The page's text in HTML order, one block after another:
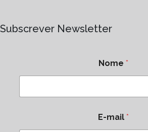
Subscrever Newsletter
Nome *
E-mail *